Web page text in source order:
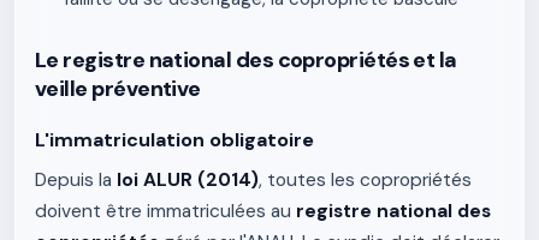
Le registre national des copropriétés et la
veille préventive
L'immatriculation obligatoire
Depuis la loi ALUR (2014), toutes les copropriétés
doivent être immatriculées au registre national des